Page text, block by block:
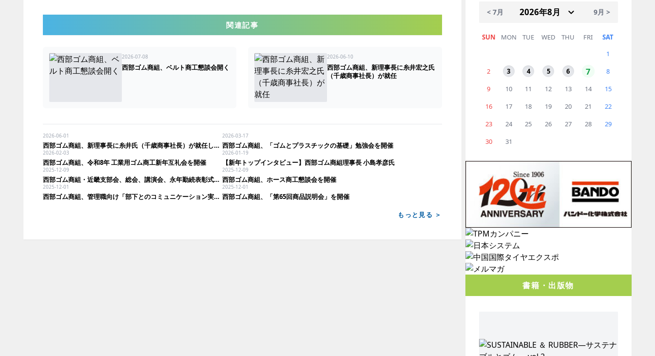
関連記事
2026-07-08
西部ゴム商組、ベルト商工懇談会開く
2026-06-10
西部ゴム商組、新理事長に糸井宏之氏
（千歳商事社長）が就任
2026-06-01
西部ゴム商組、新理事長に糸井氏（千歳商事社長）が就任し新体制へ
2026-03-17
西部ゴム商組、「ゴムとプラスチックの基礎」勉強会を開催
2026-02-03
西部ゴム商組、令和8年 工業用ゴム商工新年互礼会を開催
2026-01-19
【新年トップインタビュー】西部ゴム商組理事長 小島孝彦氏
2025-12-09
西部ゴム商組・近畿支部会、総会、講演会、永年勤続表彰式、懇親会を開催
2025-12-09
西部ゴム商組、ホース商工懇談会を開催
2025-12-01
西部ゴム商組、管理職向け「部下とのコミュニケーション実践研修」を開催
2025-12-01
西部ゴム商組、「第65回商品説明会」を開催
もっと見る ＞
< 7月 9月 >
SUN MON TUE WED THU FRI
SAT
1
2
3 4 5 6 7
8
9
10 11 12 13 14
15
16
17 18 19 20 21
22
23
24 25 26 27 28
29
30
31
書籍・出版物